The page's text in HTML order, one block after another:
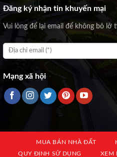
Đăng ký nhận tin khuyến mại
Vui lòng để lại email để không bỏ lỡ
Mạng xã hội
MUA BÁN NHÀ ĐẤT
QUY ĐỊNH SỬ DỤNG
XEM